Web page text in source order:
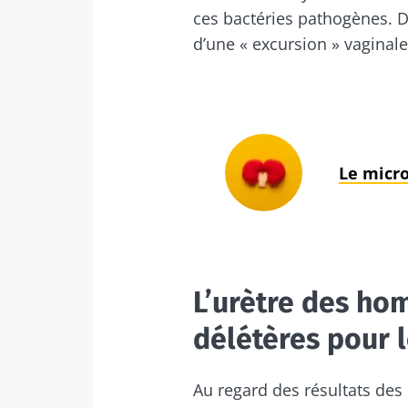
ces bactéries pathogènes.
d’une « excursion »
Le
L’urètre des
délétères pour
Au regard des résultats
Être
Je
BMI 20-35
vivants, le
de plus e...